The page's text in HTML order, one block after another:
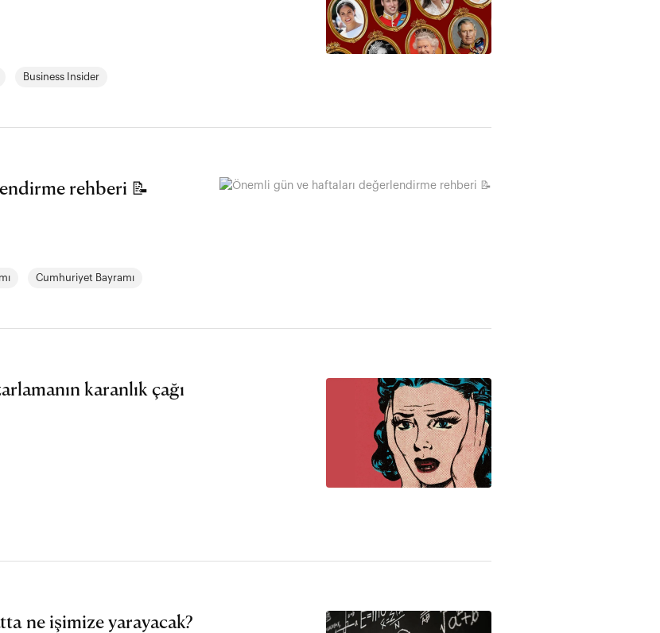
Business Insider
rehberi 📝
Cumhuriyet Bayramı
karanlık çağı
ne işimize yarayacak?